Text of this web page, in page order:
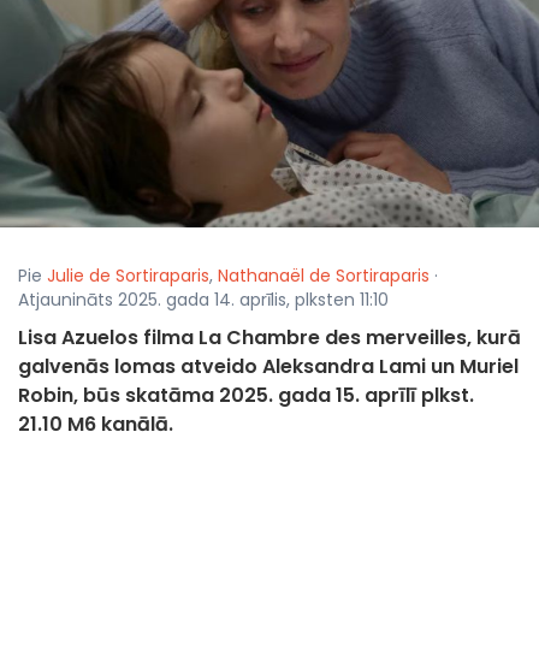
Pie Julie de Sortiraparis, Nathanaël de Sortiraparis ·
Atjaunināts 2025. gada 14. aprīlis, plksten 11:10
Lisa Azuelos filma La Chambre des merveilles, kurā
galvenās lomas atveido Aleksandra Lami un Muriel
Robin, būs skatāma 2025. gada 15. aprīlī plkst.
21.10 M6 kanālā.